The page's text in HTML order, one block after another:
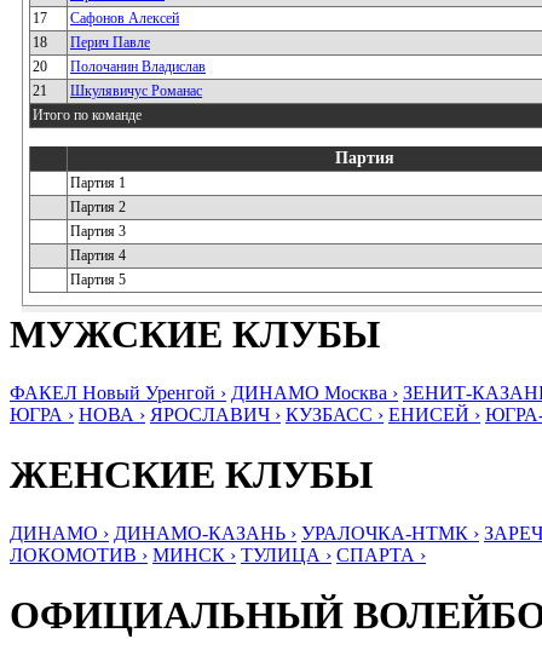
17
Сафонов Алексей
18
Перич Павле
20
Полочанин Владислав
21
Шкулявичус Романас
Итого по команде
Партия
Партия 1
Партия 2
Партия 3
Партия 4
Партия 5
МУЖСКИЕ КЛУБЫ
ФАКЕЛ Новый Уренгой › ДИНАМО Москва › ЗЕНИТ-
ЮГРА › НОВА › ЯРОСЛАВИЧ › КУЗБАСС › ЕНИСЕЙ ›
ЖЕНСКИЕ КЛУБЫ
ДИНАМО › ДИНАМО-КАЗАНЬ › УРАЛОЧКА-НТМК ›
ЛОКОМОТИВ › МИНСК › ТУЛИЦА › СПАРТА ›
ОФИЦИАЛЬНЫЙ